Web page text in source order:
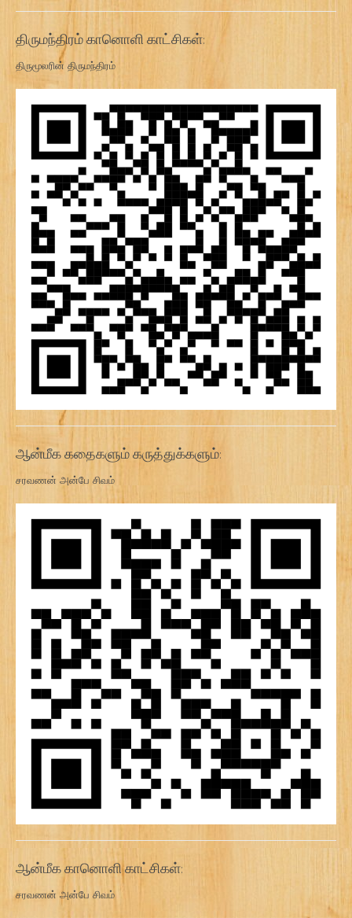
திருமந்திரம் கானொளி காட்சிகள்:
திருமூலரின் திருமந்திரம்
ஆன்மீக கதைகளும் கருத்துக்களும்:
சரவணன் அன்பே சிவம்
ஆன்மீக கானொளி காட்சிகள்:
சரவணன் அன்பே சிவம்